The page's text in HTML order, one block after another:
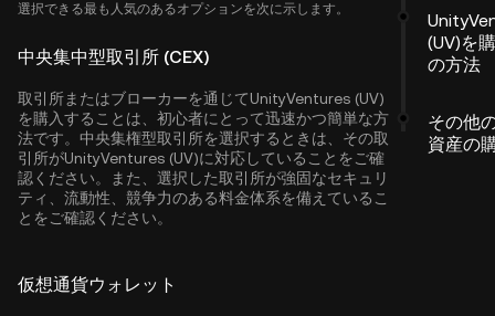
選択できる最も人気のあるオプションを次に示します。
中央集中型取引所 (CEX)
取引所またはブローカーを通じてUnityVentures (UV)
を購入することは、初心者にとって迅速かつ簡単な方
法です。中央集権型取引所を選択するときは、その取
引所がUnityVentures (UV)に対応していることをご確
認ください。また、選択した取引所が強固なセキュリ
ティ、流動性、競争力のある料金体系を備えているこ
とをご確認ください。
仮想通貨ウォレット
(UV)を
の方法
その他
資産の